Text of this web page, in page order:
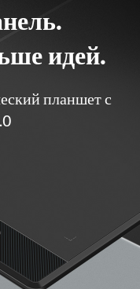
идей.
планшет с